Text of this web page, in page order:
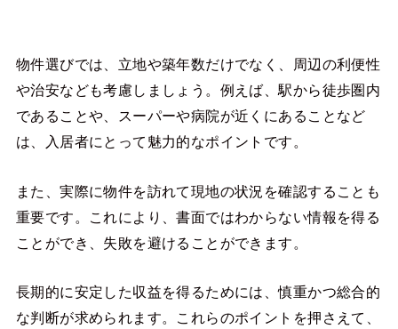
物件選びでは、立地や築年数だけでなく、周辺の利便性
や治安なども考慮しましょう。例えば、駅から徒歩圏内
であることや、スーパーや病院が近くにあることなど
は、入居者にとって魅力的なポイントです。
また、実際に物件を訪れて現地の状況を確認することも
重要です。これにより、書面ではわからない情報を得る
ことができ、失敗を避けることができます。
長期的に安定した収益を得るためには、慎重かつ総合的
な判断が求められます。これらのポイントを押さえて、